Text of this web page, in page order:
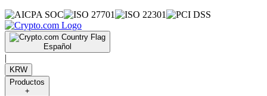
Español
|
KRW
Productos
+